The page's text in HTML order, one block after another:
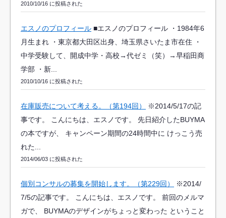
2010/10/16 に投稿された
エスノのプロフィール ■エスノのプロフィール ・1984年6
月生まれ ・東京都大田区出身、埼玉県さいたま市在住 ・
中学受験して、開成中学・高校→代ゼミ（笑）→早稲田商
学部 ・新...
2010/10/16 に投稿された
在庫販売について考える。（第194回）
※2014/5/17の記
事です。 こんにちは、エスノです。 先日紹介したBUYMA
の本ですが、 キャンペーン期間の24時間中に けっこう売
れた...
2014/06/03 に投稿された
個別コンサルの募集を開始します。（第229回）
※2014/
7/5の記事です。 こんにちは、エスノです。 前回のメルマ
ガで、 BUYMAのデザインがちょっと変わった ということ